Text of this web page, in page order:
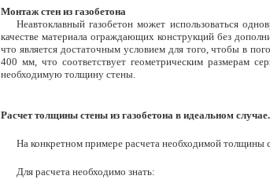
Монтаж стен из газобетона
Неавтоклавный газобетон может использоваться
качестве материала ограждающих конструкций без
что является достаточным условием для того, чтобы в
400 мм, что соответствует геометрическим размерам
необходимую толщину стены.
Расчет толщины стены из газобетона в идеальном случае.
На конкретном примере расчета необходимой
Для расчета необходимо знать: